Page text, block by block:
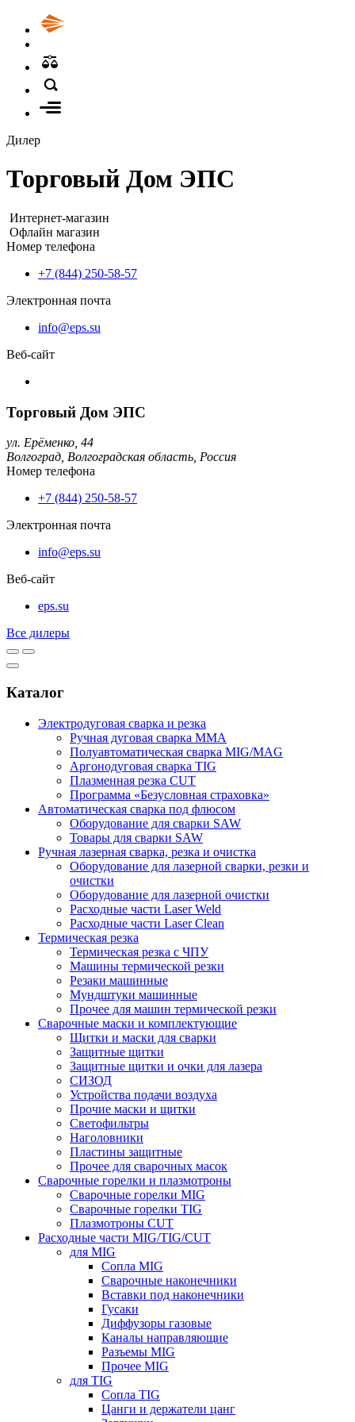
Дилер
Торговый Дом ЭПС
Интернет-магазин
Офлайн магазин
Номер телефона
+7 (844) 250-58-57
Электронная почта
info@eps.su
Веб-сайт
Торговый Дом ЭПС
ул. Ерёменко, 44
Волгоград, Волгоградская область, Россия
Номер телефона
+7 (844) 250-58-57
Электронная почта
info@eps.su
Веб-сайт
eps.su
Все дилеры
Каталог
Электродуговая сварка и резка
Ручная дуговая сварка MMA
Полуавтоматическая сварка MIG/MAG
Аргонодуговая сварка TIG
Плазменная резка CUT
Программа «Безусловная страховка»
Автоматическая сварка под флюсом
Оборудование для сварки SAW
Товары для сварки SAW
Ручная лазерная сварка, резка и очистка
Оборудование для лазерной сварки, резки и
очистки
Оборудование для лазерной очистки
Расходные части Laser Weld
Расходные части Laser Clean
Термическая резка
Термическая резка с ЧПУ
Машины термической резки
Резаки машинные
Мундштуки машинные
Прочее для машин термической резки
Сварочные маски и комплектующие
Щитки и маски для сварки
Защитные щитки
Защитные щитки и очки для лазера
СИЗОД
Устройства подачи воздуха
Прочие маски и щитки
Светофильтры
Наголовники
Пластины защитные
Прочее для сварочных масок
Сварочные горелки и плазмотроны
Сварочные горелки MIG
Сварочные горелки TIG
Плазмотроны CUT
Расходные части MIG/TIG/CUT
для MIG
Сопла MIG
Сварочные наконечники
Вставки под наконечники
Гусаки
Диффузоры газовые
Каналы направляющие
Разъемы MIG
Прочее MIG
для TIG
Сопла TIG
Цанги и держатели цанг